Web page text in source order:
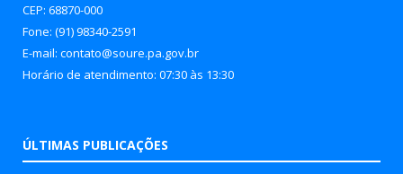
CEP: 68870-000
Fone: (91) 98340-2591
E-mail: contato@soure.pa.gov.br
Horário de atendimento: 07:30 às 13:30
ÚLTIMAS PUBLICAÇÕES